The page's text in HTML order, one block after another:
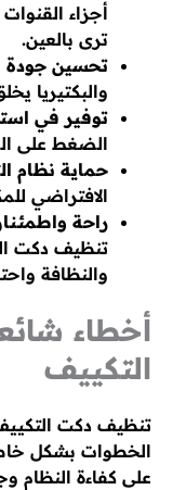
أجزاء
ترى بالعين.
تحسين جودة
والبكتيريا
توفير في
الضغط على
حماية نظام
الافتراضي
راحة
تنظيف دكت
والنظافة
أخطاء
التكييف
تنظيف دكت
الخطوات بشكل
على كفاءة النظام